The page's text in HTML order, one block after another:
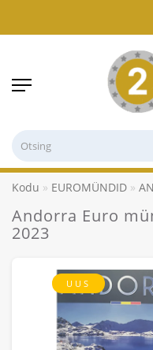
Kodu EUROMÜNDID
Andorra Euro
2023
UUS